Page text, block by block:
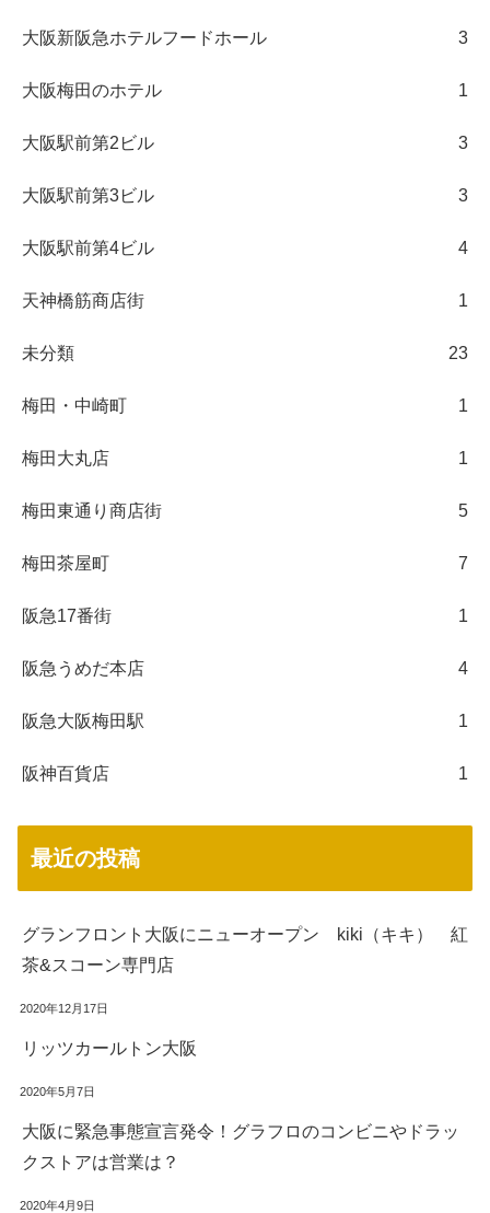
大阪新阪急ホテルフードホール 3
大阪梅田のホテル 1
大阪駅前第2ビル 3
大阪駅前第3ビル 3
大阪駅前第4ビル 4
天神橋筋商店街 1
未分類 23
梅田・中崎町 1
梅田大丸店 1
梅田東通り商店街 5
梅田茶屋町 7
阪急17番街 1
阪急うめだ本店 4
阪急大阪梅田駅 1
阪神百貨店 1
最近の投稿
グランフロント大阪にニューオープン kiki（キキ） 紅
茶&スコーン専門店
2020年12月17日
リッツカールトン大阪
2020年5月7日
大阪に緊急事態宣言発令！グラフロのコンビニやドラッ
クストアは営業は？
2020年4月9日